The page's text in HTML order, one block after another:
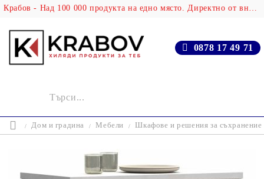
Крабов - Над 100 000 продукта на едно място. Директно от вносителя!
0878 17 49 71
Дом и градина Мебели Шкафове и решения за съхранение